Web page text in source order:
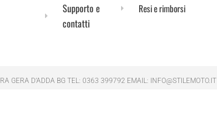
Supporto e
contatti
Resi e rimborsi
GERA D’ADDA BG TEL: 0363 399792 EMAIL: INFO@STILEMOTO.IT